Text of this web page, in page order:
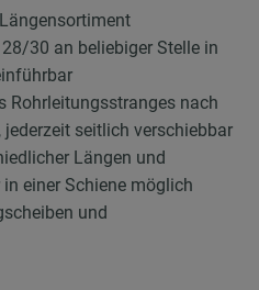
30 an beliebiger Stelle in
Rohrleitungsstranges nach
seitlich verschiebbar
Längen und
einer Schiene möglich
und